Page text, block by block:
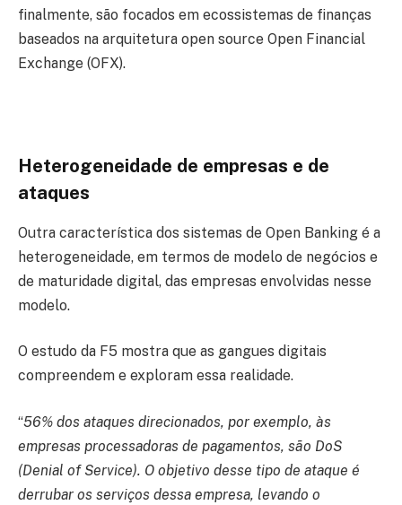
finalmente, são focados em ecossistemas de finanças
baseados na arquitetura open source Open Financial
Exchange (OFX).
Heterogeneidade de empresas e de
ataques
Outra característica dos sistemas de Open Banking é a
heterogeneidade, em termos de modelo de negócios e
de maturidade digital, das empresas envolvidas nesse
modelo.
O estudo da F5 mostra que as gangues digitais
compreendem e exploram essa realidade.
“56% dos ataques direcionados, por exemplo, às
empresas processadoras de pagamentos, são DoS
(Denial of Service). O objetivo desse tipo de ataque é
derrubar os serviços dessa empresa, levando o